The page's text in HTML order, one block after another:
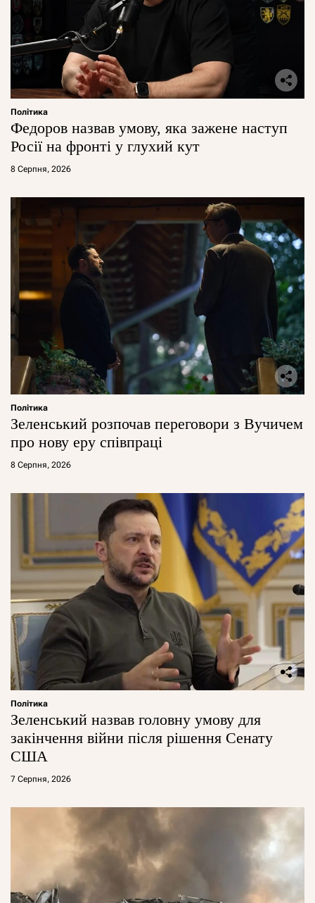
Політика
Федоров назвав умову, яка зажене наступ
Росії на фронті у глухий кут
8 Серпня, 2026
Політика
Зеленський розпочав переговори з Вучичем
про нову еру співпраці
8 Серпня, 2026
Політика
Зеленський назвав головну умову для
закінчення війни після рішення Сенату
США
7 Серпня, 2026